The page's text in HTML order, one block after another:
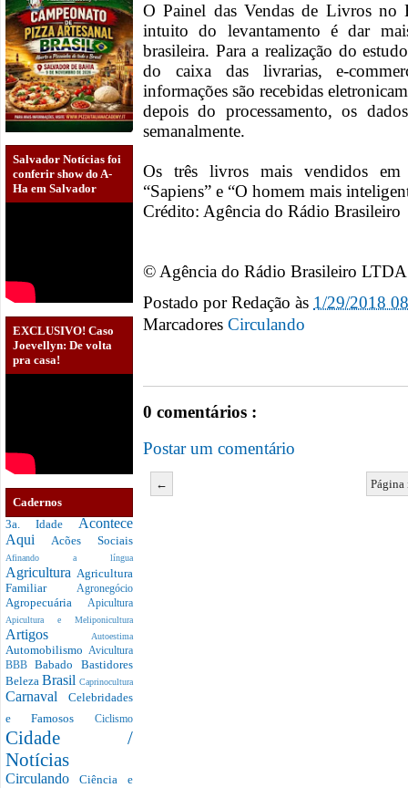
Salvador Notícias foi
conferir show do A-
Ha em Salvador
EXCLUSIVO! Caso
Joevellyn: De volta
pra casa!
Cadernos
3a. Idade Acontece
Aqui Acões Sociais
Afinando a língua
Agricultura Agricultura
Familiar Agronegócio
Agropecuária Apicultura
Apicultura e Meliponicultura
Artigos Autoestima
Automobilismo Avicultura
BBBBabado Bastidores
Beleza Brasil Caprinocultura
Carnaval Celebridades
e Famosos Ciclismo
Cidade /
Notícias
CirculandoCiência e
O Painel das Vendas de Livros no
intuito do levantamento é dar
brasileira. Para a realização do
do caixa das livrarias, e-
informações são recebidas
depois do processamento, os
semanalmente.
Os três livros mais vendidos em
“Sapiens” e “O homem mais
Crédito: Agência do Rádio Brasileiro
© Agência do Rádio Brasileiro LTDA
Postado porRedação às 1/29/2018
Marcadores Circulando
0 comentários :
Postar um comentário
←